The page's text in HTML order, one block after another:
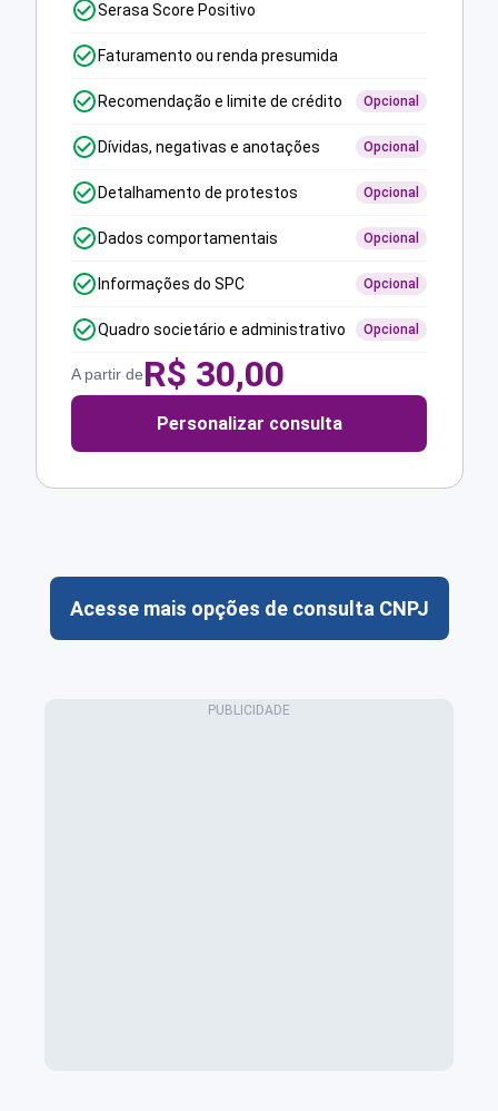
Serasa Score Positivo
Faturamento ou renda presumida
Recomendação e limite de crédito Opcional
Dívidas, negativas e anotações Opcional
Detalhamento de protestos Opcional
Dados comportamentais Opcional
Informações do SPC Opcional
Quadro societário e administrativo Opcional
A partir deR$ 30,00
Personalizar consulta
Acesse mais opções de consulta CNPJ